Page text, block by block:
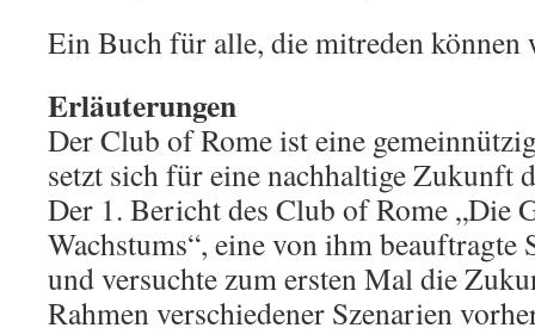
Ein Buch für alle, die mitreden können
Erläuterungen
Der Club of Rome ist eine
setzt sich für eine nachhaltige Zukunft
Der 1. Bericht des Club of Rome „Die
Wachstums“, eine von ihm beauftragte
und versuchte zum ersten Mal die
Rahmen verschiedener Szenarien